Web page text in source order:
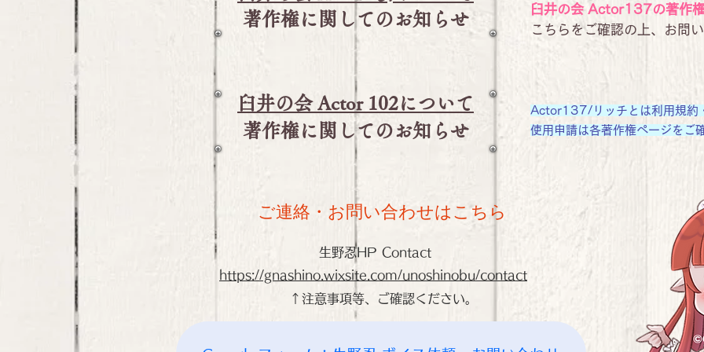
著作権に関してのお知らせ
臼井の会 Actor137の著作
こちらをご確認の上、お問
臼井の会 Actor 102について
著作権に関してのお知らせ
Actor137/リッチとは利用規約
使用申請は各著作権ページを
ご連絡・お問い合わせはこちら
​生野忍HP Contact
https://gnashino.wixsite.com/unoshinobu/contact
↑注意事項等、ご確認ください。